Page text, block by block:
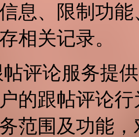
息、限制功
相关记录。
评论服务提
的跟帖评论
范围及功能